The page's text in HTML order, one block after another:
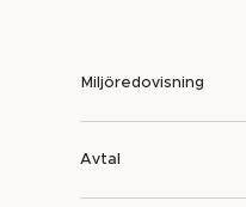
Miljöredovisning
Avtal